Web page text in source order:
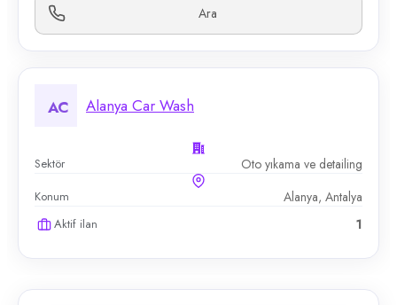
Ara
AC Alanya Car Wash
Sektör Oto yıkama ve detailing
Konum Alanya, Antalya
Aktif ilan 1